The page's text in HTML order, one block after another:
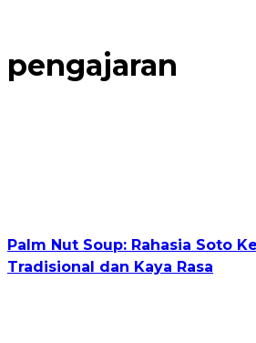
pengajaran
Palm Nut Soup: Rahasia Soto
Tradisional dan Kaya Rasa